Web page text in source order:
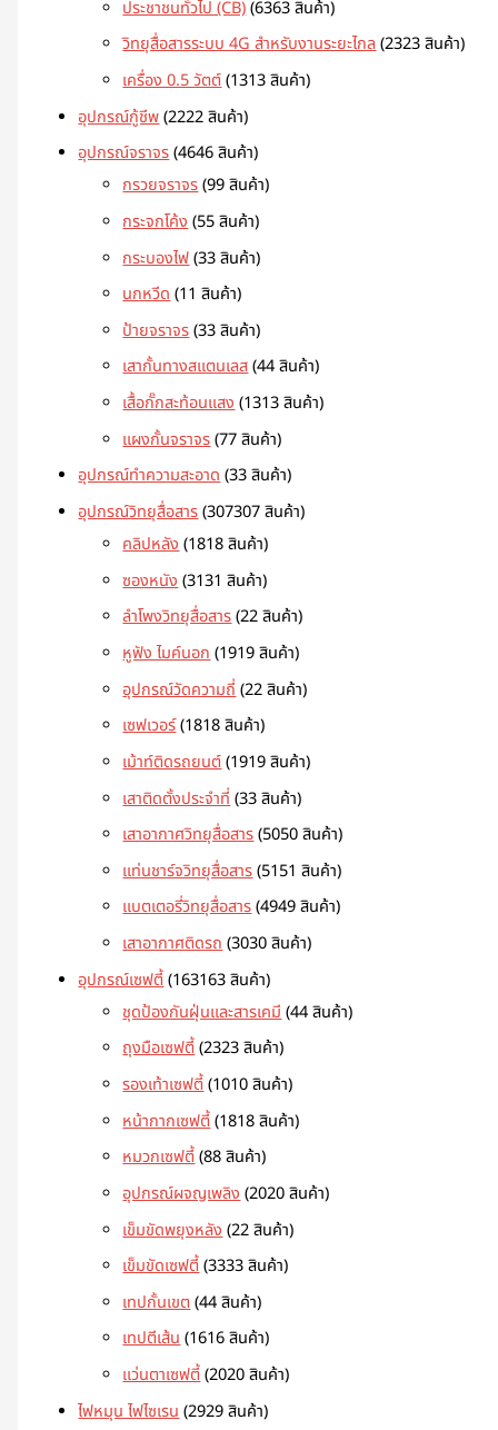
ประชาชนทั่วไป (CB) 6363 สินค้า
วิทยุสื่อสารระบบ 4G สำหรับงานระยะไกล 2323 สินค้า
เครื่อง 0.5 วัตต์ 1313 สินค้า
อุปกรณ์กู้ชีพ 2222 สินค้า
อุปกรณ์จราจร 4646 สินค้า
กรวยจราจร 99 สินค้า
กระจกโค้ง 55 สินค้า
กระบองไฟ 33 สินค้า
นกหวีด 11 สินค้า
ป้ายจราจร 33 สินค้า
เสากั้นทางสแตนเลส 44 สินค้า
เสื้อกั๊กสะท้อนแสง 1313 สินค้า
แผงกั้นจราจร 77 สินค้า
อุปกรณ์ทำความสะอาด 33 สินค้า
อุปกรณ์วิทยุสื่อสาร 307307 สินค้า
คลิปหลัง 1818 สินค้า
ซองหนัง 3131 สินค้า
ลำโพงวิทยุสื่อสาร 22 สินค้า
หูฟัง ไมค์นอก 1919 สินค้า
อุปกรณ์วัดความถี่ 22 สินค้า
เซฟเวอร์ 1818 สินค้า
เม้าท์ติดรถยนต์ 1919 สินค้า
เสาติดตั้งประจำที่ 33 สินค้า
เสาอากาศวิทยุสื่อสาร 5050 สินค้า
แท่นชาร์จวิทยุสื่อสาร 5151 สินค้า
แบตเตอรี่วิทยุสื่อสาร 4949 สินค้า
เสาอากาศติดรถ 3030 สินค้า
อุปกรณ์เซฟตี้ 163163 สินค้า
ชุดป้องกันฝุ่นและสารเคมี 44 สินค้า
ถุงมือเซฟตี้ 2323 สินค้า
รองเท้าเซฟตี้ 1010 สินค้า
หน้ากากเซฟตี้ 1818 สินค้า
หมวกเซฟตี้ 88 สินค้า
อุปกรณ์ผจญเพลิง 2020 สินค้า
เข็มขัดพยุงหลัง 22 สินค้า
เข็มขัดเซฟตี้ 3333 สินค้า
เทปกั้นเขต 44 สินค้า
เทปตีเส้น 1616 สินค้า
แว่นตาเซฟตี้ 2020 สินค้า
ไฟหมุน ไฟไซเรน 2929 สินค้า